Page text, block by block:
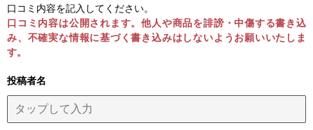
口コミ内容を記入してください。
口コミ内容は公開されます。他人や商品を誹謗・中傷する書き込
み、不確実な情報に基づく書き込みはしないようお願いいたしま
す。
投稿者名